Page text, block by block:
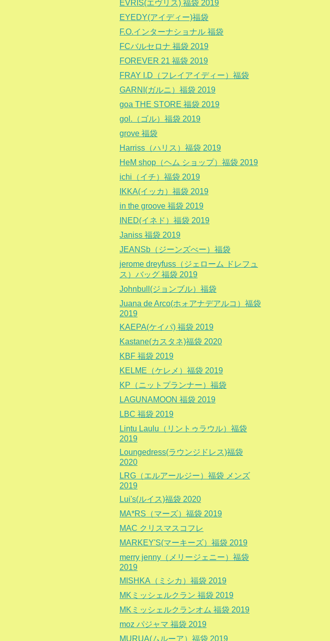
EVRIS(エヴリス) 福袋 2019
EYEDY(アイディー)福袋
F.O.インターナショナル 福袋
FCバルセロナ 福袋 2019
FOREVER 21 福袋 2019
FRAY I.D（フレイアイディー）福袋
GARNI(ガルニ）福袋 2019
goa THE STORE 福袋 2019
gol.（ゴル）福袋 2019
grove 福袋
Harriss（ハリス）福袋 2019
HeM shop（ヘム ショップ）福袋 2019
ichi（イチ）福袋 2019
IKKA(イッカ）福袋 2019
in the groove 福袋 2019
INED(イネド）福袋 2019
Janiss 福袋 2019
JEANSb（ジーンズべー）福袋
jerome dreyfuss（ジェローム ドレフュ
ス）バッグ 福袋 2019
Johnbull(ジョンブル）福袋
Juana de Arco(ホォアナデアルコ）福袋
2019
KAEPA(ケイパ) 福袋 2019
Kastane(カスタネ)福袋 2020
KBF 福袋 2019
KELME（ケレメ）福袋 2019
KP（ニットプランナー）福袋
LAGUNAMOON 福袋 2019
LBC 福袋 2019
Lintu Laulu（リントゥラウル）福袋
2019
Loungedress(ラウンジドレス)福袋
2020
LRG（エルアールジー）福袋 メンズ
2019
Lui's(ルイス)福袋 2020
MA*RS（マーズ）福袋 2019
MAC クリスマスコフレ
MARKEY'S(マーキーズ）福袋 2019
merry jenny（メリージェニー）福袋
2019
MISHKA（ミシカ）福袋 2019
MKミッシェルクラン 福袋 2019
MKミッシェルクランオム 福袋 2019
moz パジャマ 福袋 2019
MURUA(ムルーア）福袋 2019